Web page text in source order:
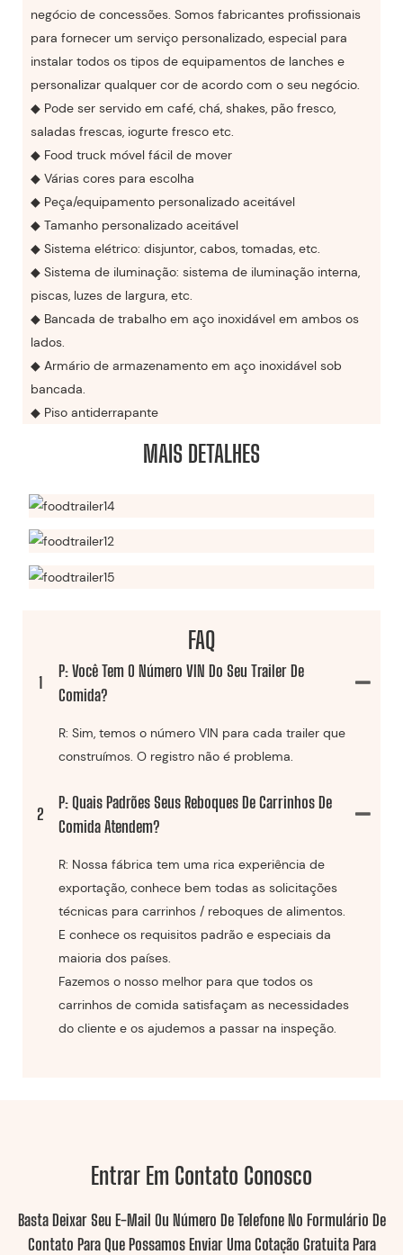
negócio de concessões. Somos fabricantes profissionais
para fornecer um serviço personalizado, especial para
instalar todos os tipos de equipamentos de lanches e
personalizar qualquer cor de acordo com o seu negócio.
◆ Pode ser servido em café, chá, shakes, pão fresco,
saladas frescas, iogurte fresco etc.
◆ Food truck móvel fácil de mover
◆ Várias cores para escolha
◆ Peça/equipamento personalizado aceitável
◆ Tamanho personalizado aceitável
◆ Sistema elétrico: disjuntor, cabos, tomadas, etc.
◆ Sistema de iluminação: sistema de iluminação interna,
piscas, luzes de largura, etc.
◆ Bancada de trabalho em aço inoxidável em ambos os
lados.
◆ Armário de armazenamento em aço inoxidável sob
bancada.
◆ Piso antiderrapante
MAIS DETALHES
FAQ
1
P: Você Tem O Número VIN Do Seu Trailer De
Comida?
R: Sim, temos o número VIN para cada trailer que
construímos. O registro não é problema.
2
P: Quais Padrões Seus Reboques De Carrinhos De
Comida Atendem?
R: Nossa fábrica tem uma rica experiência de
exportação, conhece bem todas as solicitações
técnicas para carrinhos / reboques de alimentos.
E conhece os requisitos padrão e especiais da
maioria dos países.
Fazemos o nosso melhor para que todos os
carrinhos de comida satisfaçam as necessidades
do cliente e os ajudemos a passar na inspeção.
Entrar Em Contato Conosco
Basta Deixar Seu E-Mail Ou Número De Telefone No Formulário De
Contato Para Que Possamos Enviar Uma Cotação Gratuita Para